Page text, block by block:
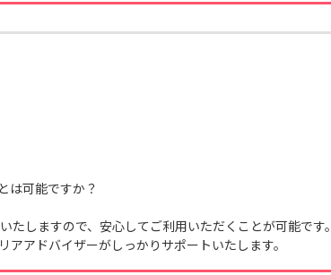
は可能ですか？
しますので、安心してご利用いただくことが可能です。
アアドバイザーがしっかりサポートいたします。